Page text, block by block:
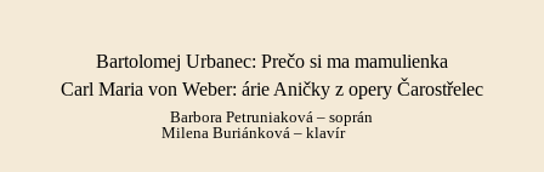
Bartolomej Urbanec: Prečo si ma mamulienka
Carl Maria von Weber: árie Aničky z opery Čarostřelec
Barbora Petruniaková – soprán
Milena Buriánková – klavír